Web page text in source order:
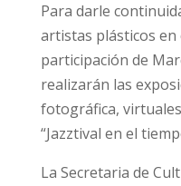
Para darle
artistas plásticos en
participación de
realizarán las
fotográfica,
“Jazztival en el
La Secretaria de